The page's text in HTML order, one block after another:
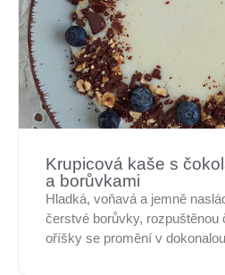
Krupicová kaše s
a borůvkami
Hladká, voňavá a jemně
čerstvé borůvky, rozpuštěnou
oříšky se promění v